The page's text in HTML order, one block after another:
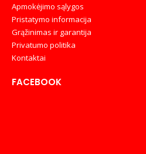
Apmokėjimo sąlygos
Pristatymo informacija
Grąžinimas ir garantija
Privatumo politika
Kontaktai
FACEBOOK